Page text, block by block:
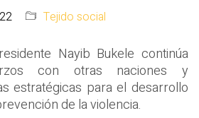
Tejido social
Nayib Bukele continúa
con otras naciones y
estratégicas para el desarrollo
de la violencia.